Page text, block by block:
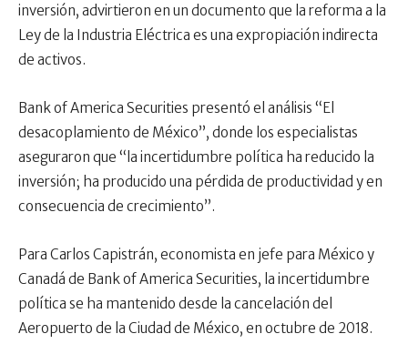
inversión, advirtieron en un documento que la reforma a la
Ley de la Industria Eléctrica es una expropiación indirecta
de activos.
Bank of America Securities presentó el análisis “El
desacoplamiento de México”, donde los especialistas
aseguraron que “la incertidumbre política ha reducido la
inversión; ha producido una pérdida de productividad y en
consecuencia de crecimiento”.
Para Carlos Capistrán, economista en jefe para México y
Canadá de Bank of America Securities, la incertidumbre
política se ha mantenido desde la cancelación del
Aeropuerto de la Ciudad de México, en octubre de 2018.